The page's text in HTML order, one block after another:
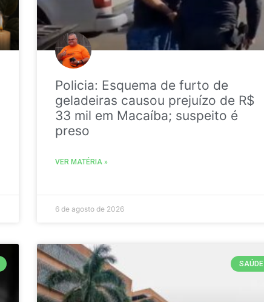
Policia: Esquema de furto de
geladeiras causou prejuízo de R$
33 mil em Macaíba; suspeito é
preso
VER MATÉRIA »
6 de agosto de 2026
SAÚDE